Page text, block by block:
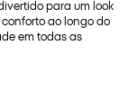
para um look
ao longo do
em todas as